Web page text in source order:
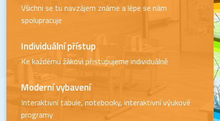
Všichni se tu navzájem známe a lépe se nám
spolupracuje
Individuální přístup
Ke každému žákovi přistupujeme individuálně
Moderní vybavení
Interaktivní tabule, notebooky, interaktivní výukové
programy